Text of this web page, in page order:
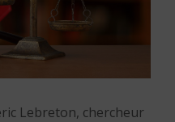
Lebreton, chercheur